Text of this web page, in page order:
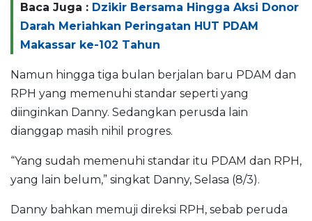
Baca Juga : Dzikir Bersama Hingga Aksi Donor
Darah Meriahkan Peringatan HUT PDAM
Makassar ke-102 Tahun
Namun hingga tiga bulan berjalan baru PDAM dan
RPH yang memenuhi standar seperti yang
diinginkan Danny. Sedangkan perusda lain
dianggap masih nihil progres.
“Yang sudah memenuhi standar itu PDAM dan RPH,
yang lain belum,” singkat Danny, Selasa (8/3).
Danny bahkan memuji direksi RPH, sebab peruda